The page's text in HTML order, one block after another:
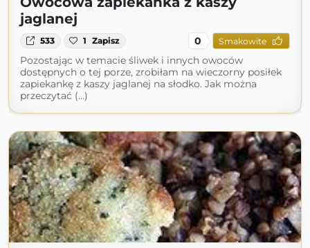
jaglanej
533 1 Zapisz 0 Smakowite
Pozostając w temacie śliwek i innych owoców
dostępnych o tej porze, zrobiłam na wieczorny posiłek
zapiekankę z kaszy jaglanej na słodko. Jak można
przeczytać (...)